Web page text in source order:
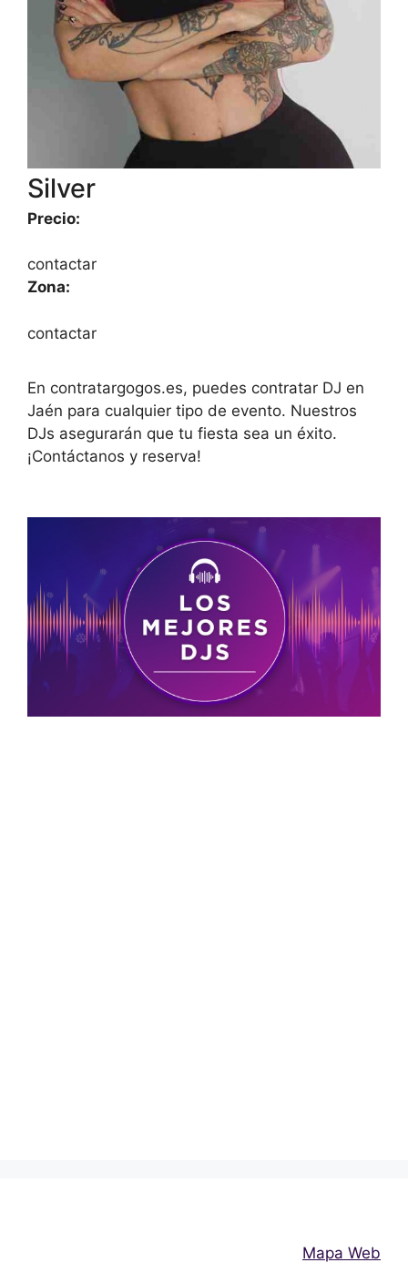
Silver
Precio:
contactar
Zona:
contactar
En contratargogos.es, puedes contratar DJ en
Jaén para cualquier tipo de evento. Nuestros
DJs asegurarán que tu fiesta sea un éxito.
¡Contáctanos y reserva!
Mapa Web